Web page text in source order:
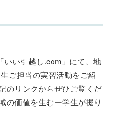
いい引越し.com」にて、地
ご担当の実習活動をご紹
のリンクからぜひご覧くだ
の価値を生むー学生が掘り